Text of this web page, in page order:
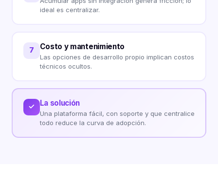
ideal es centralizar.
7 Costo y mantenimiento
Las opciones de desarrollo propio implican costos
técnicos ocultos.
✓ La solución
Una plataforma fácil, con soporte y que centralice
todo reduce la curva de adopción.